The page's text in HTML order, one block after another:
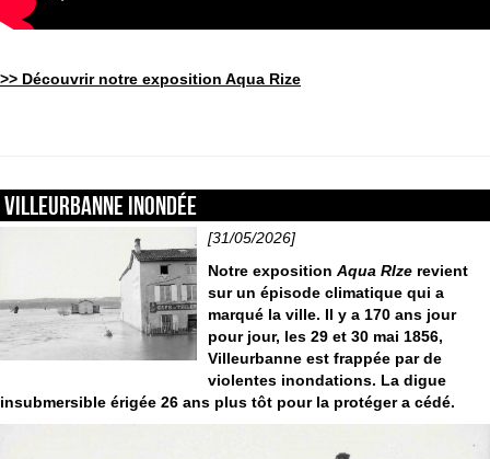
>> Découvrir notre exposition Aqua Rize
Villeurbanne inondée
[31/05/2026]
Notre exposition Aqua RIzerevient
sur un épisode climatique qui a
marqué la ville. Il y a 170 ans jour
pour jour, les 29 et 30 mai 1856,
Villeurbanne est frappée par de
violentes inondations. La digue
insubmersible érigée 26 ans plus tôt pour la protéger a cédé.